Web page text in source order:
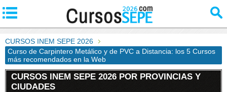
CURSOS INEM SEPE 2026
Curso de Carpintero Metálico y de PVC a Distancia: los 5 Cursos
más recomendados en la Web
CURSOS INEM SEPE 2026 POR PROVINCIAS Y
CIUDADES